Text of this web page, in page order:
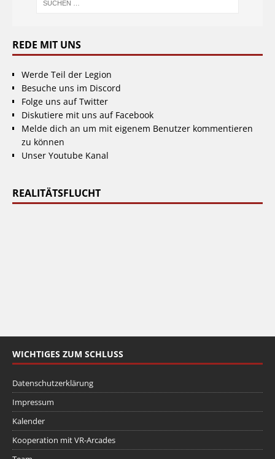
REDE MIT UNS
Werde Teil der Legion
Besuche uns im Discord
Folge uns auf Twitter
Diskutiere mit uns auf Facebook
Melde dich an um mit eigenem Benutzer kommentieren
zu können
Unser Youtube Kanal
REALITÄTSFLUCHT
WICHTIGES ZUM SCHLUSS
Datenschutzerklärung
Impressum
Kalender
Kooperation mit VR-Arcades